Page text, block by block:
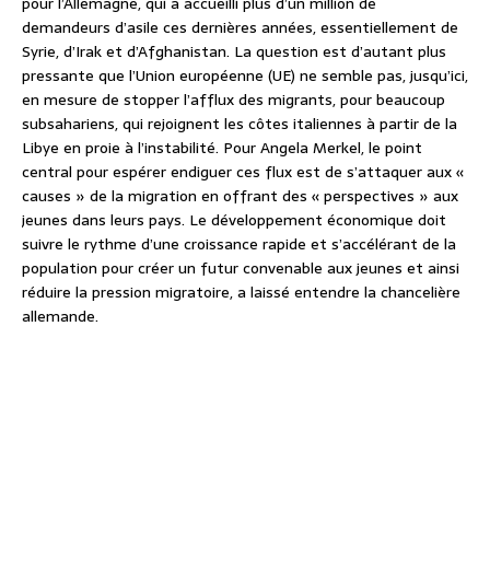
demandeurs d’asile ces dernières années, essentiellement de
Syrie, d’Irak et d’Afghanistan. La question est d’autant plus
pressante que l’Union européenne (UE) ne semble pas, jusqu’ici,
en mesure de stopper l’afflux des migrants, pour beaucoup
subsahariens, qui rejoignent les côtes italiennes à partir de la
Libye en proie à l’instabilité. Pour Angela Merkel, le point
central pour espérer endiguer ces flux est de s’attaquer aux «
causes » de la migration en offrant des « perspectives » aux
jeunes dans leurs pays. Le développement économique doit
suivre le rythme d’une croissance rapide et s’accélérant de la
population pour créer un futur convenable aux jeunes et ainsi
réduire la pression migratoire, a laissé entendre la chancelière
allemande.